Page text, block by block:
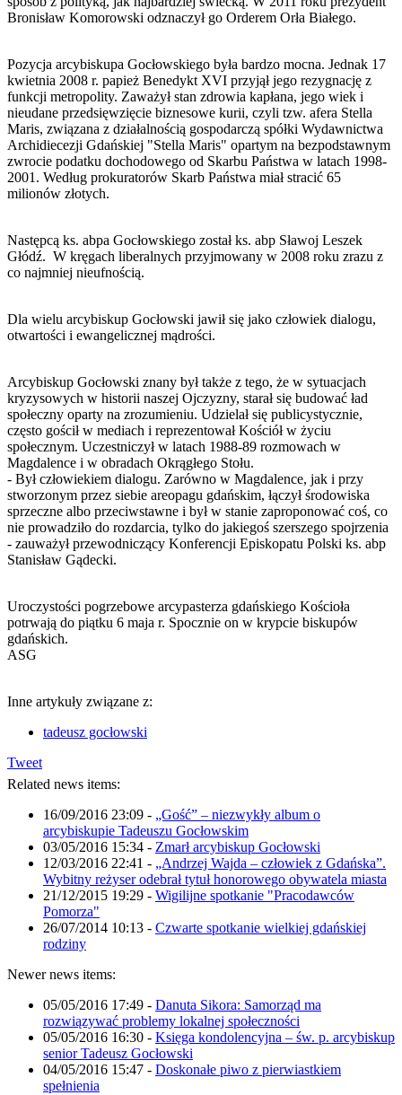
Bronisław Komorowski odznaczył go Orderem Orła Białego.
Pozycja arcybiskupa Gocłowskiego była bardzo mocna. Jednak 17
kwietnia 2008 r. papież Benedykt XVI przyjął jego rezygnację z
funkcji metropolity. Zaważył stan zdrowia kapłana, jego wiek i
nieudane przedsięwzięcie biznesowe kurii, czyli tzw. afera Stella
Maris, związana z działalnością gospodarczą spółki Wydawnictwa
Archidiecezji Gdańskiej "Stella Maris" opartym na bezpodstawnym
zwrocie podatku dochodowego od Skarbu Państwa w latach 1998-
2001. Według prokuratorów Skarb Państwa miał stracić 65
milionów złotych.
Następcą ks. abpa Gocłowskiego został ks. abp Sławoj Leszek
Głódź. W kręgach liberalnych przyjmowany w 2008 roku zrazu z
co najmniej nieufnością.
Dla wielu arcybiskup Gocłowski jawił się jako człowiek dialogu,
otwartości i ewangelicznej mądrości.
Arcybiskup Gocłowski znany był także z tego, że w sytuacjach
kryzysowych w historii naszej Ojczyzny, starał się budować ład
społeczny oparty na zrozumieniu. Udzielał się publicystycznie,
często gościł w mediach i reprezentował Kościół w życiu
społecznym. Uczestniczył w latach 1988-89 rozmowach w
Magdalence i w obradach Okrągłego Stołu.
- Był człowiekiem dialogu. Zarówno w Magdalence, jak i przy
stworzonym przez siebie areopagu gdańskim, łączył środowiska
sprzeczne albo przeciwstawne i był w stanie zaproponować coś, co
nie prowadziło do rozdarcia, tylko do jakiegoś szerszego spojrzenia
- zauważył przewodniczący Konferencji Episkopatu Polski ks. abp
Stanisław Gądecki.
Uroczystości pogrzebowe arcypasterza gdańskiego Kościoła
potrwają do piątku 6 maja r. Spocznie on w krypcie biskupów
gdańskich.
ASG
Inne artykuły związane z:
tadeusz gocłowski
Tweet
Related news items:
16/09/2016 23:09 - „Gość” – niezwykły album o
arcybiskupie Tadeuszu Gocłowskim
03/05/2016 15:34 - Zmarł arcybiskup Gocłowski
12/03/2016 22:41 - „Andrzej Wajda – człowiek z Gdańska”.
Wybitny reżyser odebrał tytuł honorowego obywatela miasta
21/12/2015 19:29 - Wigilijne spotkanie "Pracodawców
Pomorza"
26/07/2014 10:13 - Czwarte spotkanie wielkiej gdańskiej
rodziny
Newer news items:
05/05/2016 17:49 - Danuta Sikora: Samorząd ma
rozwiązywać problemy lokalnej społeczności
05/05/2016 16:30 - Księga kondolencyjna – św. p. arcybiskup
senior Tadeusz Gocłowski
04/05/2016 15:47 - Doskonałe piwo z pierwiastkiem
spełnienia